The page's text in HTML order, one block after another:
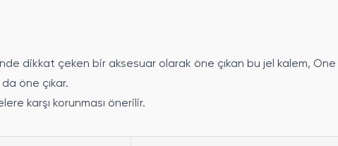
dikkat çeken bir aksesuar olarak öne çıkan bu jel kalem,
öne çıkar.
karşı korunması önerilir.